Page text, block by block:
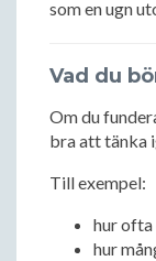
som en ugn
Vad du
Om du
bra att tänka
Till exempel:
hur
hur